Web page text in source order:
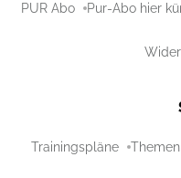
PUR Abo Pur-Abo hier
Trainingspläne